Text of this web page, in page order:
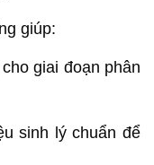
giúp:
giai đoạn phân
sinh lý chuẩn để